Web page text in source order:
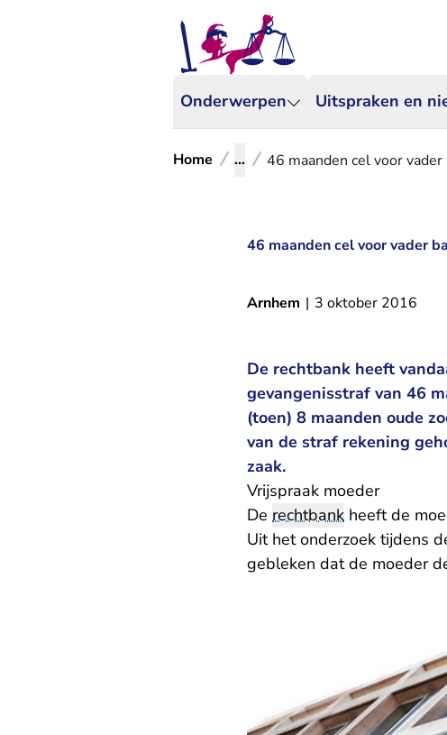
Onderwerpen Uitspraken en
Home ... 46 maanden cel voor vader
46 maanden cel voor vader
Arnhem | 3 oktober 2016
De rechtbank heeft
gevangenisstraf van 46
(toen) 8 maanden oude
van de straf rekening
zaak.
Vrijspraak moeder
De rechtbank heeft de
Uit het onderzoek tijdens
gebleken dat de moeder